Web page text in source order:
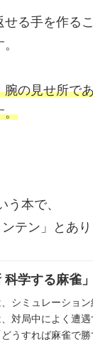
る手を作るこ
の見せ所で
。
本で、
テン」とあり
科学する麻雀
シミュレーショ
対局中によく遭
うすれば麻雀で